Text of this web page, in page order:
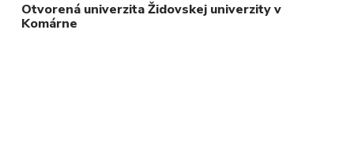
Otvorená univerzita Židovskej univerzity v
Komárne